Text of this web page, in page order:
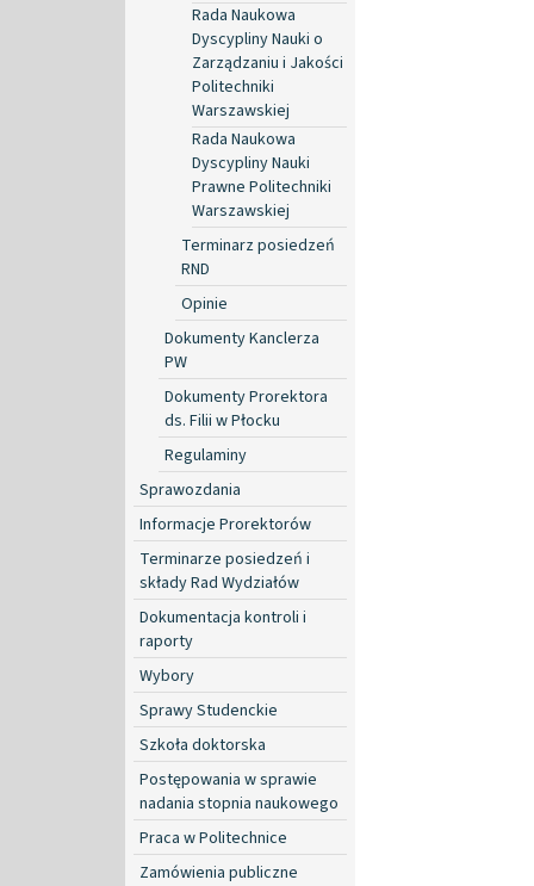
Rada Naukowa
Dyscypliny Nauki o
Zarządzaniu i Jakości
Politechniki
Warszawskiej
Rada Naukowa
Dyscypliny Nauki
Prawne Politechniki
Warszawskiej
Terminarz posiedzeń
RND
Opinie
Dokumenty Kanclerza
PW
Dokumenty Prorektora
ds. Filii w Płocku
Regulaminy
Sprawozdania
Informacje Prorektorów
Terminarze posiedzeń i
składy Rad Wydziałów
Dokumentacja kontroli i
raporty
Wybory
Sprawy Studenckie
Szkoła doktorska
Postępowania w sprawie
nadania stopnia naukowego
Praca w Politechnice
Zamówienia publiczne